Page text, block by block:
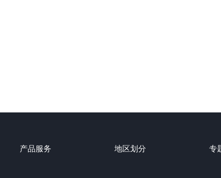
产品服务 地区划分 专